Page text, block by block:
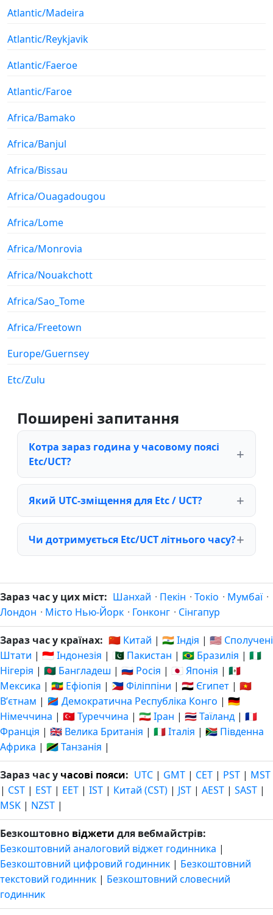
Atlantic/Madeira
Atlantic/Reykjavik
Atlantic/Faeroe
Atlantic/Faroe
Africa/Bamako
Africa/Banjul
Africa/Bissau
Africa/Ouagadougou
Africa/Lome
Africa/Monrovia
Africa/Nouakchott
Africa/Sao_Tome
Africa/Freetown
Europe/Guernsey
Etc/Zulu
Поширені запитання
Котра зараз година у часовому поясі
Etc/UCT?
Який UTC-зміщення для Etc / UCT?
Чи дотримується Etc/UCT літнього часу?
Зараз час у цих міст: Шанхай · Пекін · Токіо · Мумбаї ·
Лондон · Місто Нью-Йорк · Гонконг · Сінгапур
Зараз час у країнах: 🇨🇳 Китай | 🇮🇳 Індія | 🇺🇸 Сполучені
Штати | 🇮🇩 Індонезія | 🇵🇰 Пакистан | 🇧🇷 Бразилія | 🇳🇬
Нігерія | 🇧🇩 Бангладеш | 🇷🇺 Росія | 🇯🇵 Японія | 🇲🇽
Мексика | 🇪🇹 Ефіопія | 🇵🇭 Філіппіни | 🇪🇬 Єгипет | 🇻🇳
Вʼєтнам | 🇨🇩 Демократична Республіка Конго | 🇩🇪
Німеччина | 🇹🇷 Туреччина | 🇮🇷 Іран | 🇹🇭 Таїланд | 🇫🇷
Франція | 🇬🇧 Велика Британія | 🇮🇹 Італія | 🇿🇦 Південна
Африка | 🇹🇿 Танзанія |
Зараз час у часові пояси: UTC | GMT | CET | PST | MST
| CST | EST | EET | IST | Китай (CST) | JST | AEST | SAST |
MSK | NZST |
Безкоштовно віджети для вебмайстрів:
Безкоштовний аналоговий віджет годинника |
Безкоштовний цифровий годинник | Безкоштовний
текстовий годинник | Безкоштовний словесний
годинник